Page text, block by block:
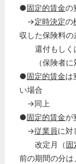
●固定的賃金の
→定時決定の
収した保険料の
還付もしく
（保険者に対
●固定的賃金は
い場合
→同上
●固定的賃金が
→従業員に対
改定月（固
前の期間の分は、